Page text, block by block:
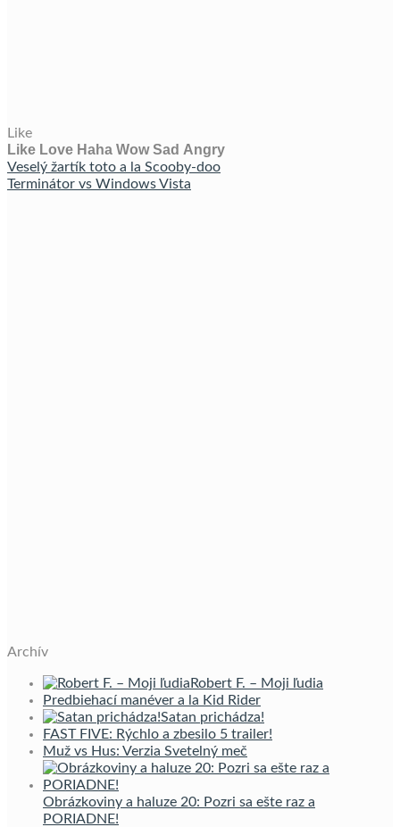
Like
Like Love Haha Wow Sad Angry
Veselý žartík toto a la Scooby-doo
Terminátor vs Windows Vista
Archív
Robert F. – Moji ľudia
Predbiehací manéver a la Kid Rider
Satan prichádza!
FAST FIVE: Rýchlo a zbesilo 5 trailer!
Muž vs Hus: Verzia Svetelný meč
Obrázkoviny a haluze 20: Pozri sa ešte raz a
PORIADNE!